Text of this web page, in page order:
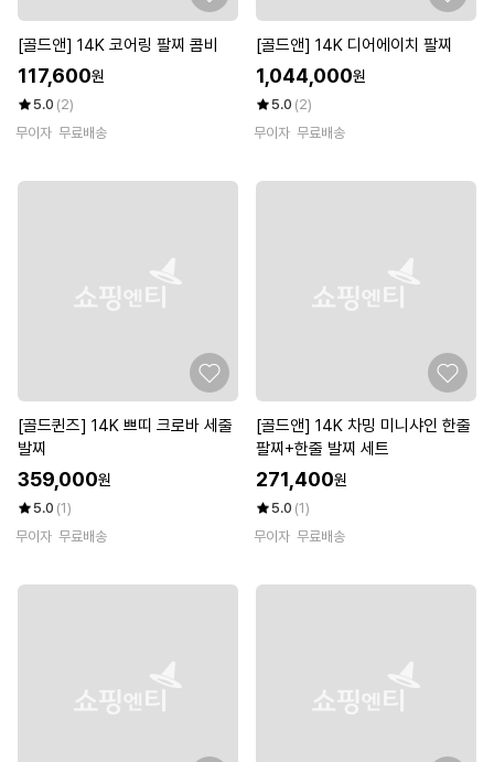
[골드앤] 14K 코어링 팔찌 콤비
117,600원
5.0 (2)
무이자 무료배송
[골드앤] 14K 디어에이치 팔찌
1,044,000원
5.0 (2)
무이자 무료배송
[골드퀸즈] 14K 쁘띠 크로바 세줄
발찌
359,000원
5.0 (1)
무이자 무료배송
[골드앤] 14K 차밍 미니샤인 한줄
팔찌+한줄 발찌 세트
271,400원
5.0 (1)
무이자 무료배송